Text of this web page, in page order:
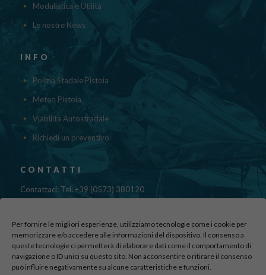
Per fornire le migliori esperienze, utilizziamo tecnologie come i cookie per
memorizzare e/o accedere alle informazioni del dispositivo. Il consenso a
queste tecnologie ci permetterà di elaborare dati come il comportamento di
navigazione o ID unici su questo sito. Non acconsentire o ritirare il consenso
può influire negativamente su alcune caratteristiche e funzioni.
Modulistica e Utilità
Le nostre News
INFO
Polizia Stadale Pistoia
Meteo Pistoia
Viabilità Autostradale
Richiedi un preventivo
CONTATTI
Contattaci: Tel: +39 (0573) 380120
Fax: 39 (0573) 985420
Via di Canapale, 10
51100 PISTOIA
Find us here: